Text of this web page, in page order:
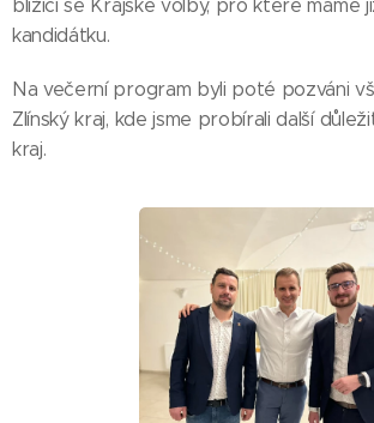
blížící se Krajské volby, pro které máme
kandidátku.
Na večerní program byli poté pozváni
Zlínský kraj, kde jsme probírali další
kraj.